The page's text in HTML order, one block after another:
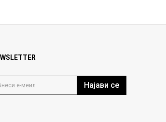
Најави се